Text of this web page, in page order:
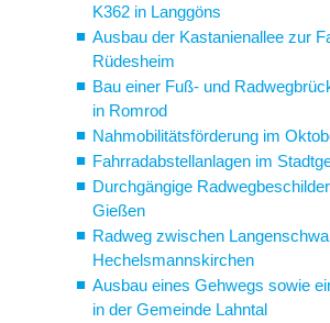
K362 in Langgöns
Ausbau der Kastanienallee zur
Rüdesheim
Bau einer Fuß- und
in Romrod
Nahmobilitätsförderung im
Fahrradabstellanlagen im
Durchgängige
Gießen
Radweg zwischen
Hechelsmannskirchen
Ausbau eines Gehwegs sowie
in der Gemeinde Lahntal